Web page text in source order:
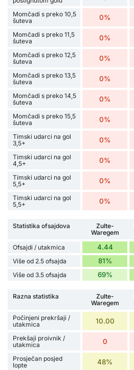
Momčadi s preko 10,5
šuteva
0%
Momčadi s preko 11,5
šuteva
0%
Momčadi s preko 12,5
šuteva
0%
Momčadi s preko 13,5
šuteva
0%
Momčadi s preko 14,5
šuteva
0%
Momčadi s preko 15,5
šuteva
0%
Timski udarci na gol
3,5+
0%
Timski udarci na gol
4,5+
0%
Timski udarci na gol
5,5+
0%
Timski udarci na gol
5,5+
0%
Statistika ofsajdova
Zulte-
Waregem
Ofsajdi / utakmica 4.44
Više od 2.5 ofsajda 81%
Više od 3.5 ofsajda 69%
Razna statistika
Zulte-
Waregem
Počinjeni prekršaji /
utakmica
10.00
Prekšaji proivnik /
utakmica
0
Prosječan posjed
lopte
48%